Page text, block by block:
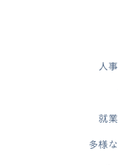
人
就
多様